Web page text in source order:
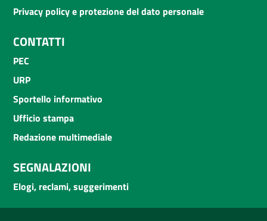
Privacy policy e protezione del dato personale
CONTATTI
PEC
URP
Sportello informativo
Ufficio stampa
Redazione multimediale
SEGNALAZIONI
Elogi, reclami, suggerimenti